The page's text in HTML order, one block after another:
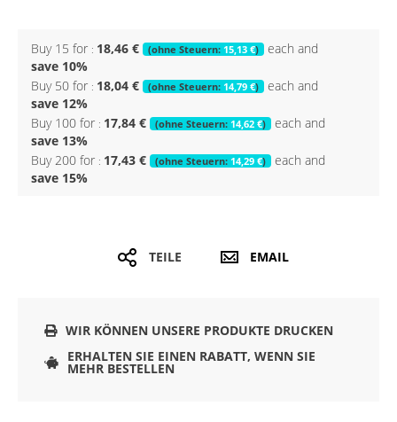
Buy 15 for 18,46 € 15,13 €
each and
save 10%
Buy 50 for 18,04 € 14,79 €
each and
save 12%
Buy 100 for 17,84 € 14,62 €
each and
save 13%
Buy 200 for 17,43 € 14,29 €
each and
save 15%
TEILE EMAIL
WIR KÖNNEN UNSERE PRODUKTE DRUCKEN
ERHALTEN SIE EINEN RABATT, WENN SIE
MEHR BESTELLEN